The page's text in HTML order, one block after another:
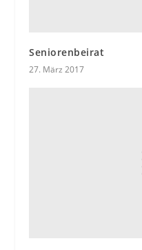
Seniorenbeirat
27. März 2017